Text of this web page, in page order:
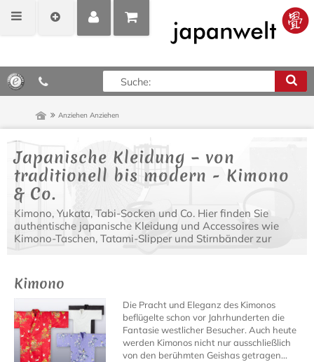
MEIN
POSITIONEN
ANZEIGEN
0,00 €*
AnziehenAnziehen
Japanische Kleidung – von
traditionell bis modern - Kimono
& Co.
Kimono, Yukata, Tabi-Socken und Co. Hier finden Sie
authentische japanische Kleidung und Accessoires wie
Kimono-Taschen, Tatami-Slipper und Stirnbänder zur
Kimono
Die Pracht und Eleganz des Kimonos
beflügelte schon vor Jahrhunderten die
Fantasie westlicher Besucher. Auch heute
werden Kimonos nicht nur ausschließlich
von den berühmten Geishas getragen...